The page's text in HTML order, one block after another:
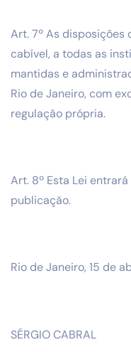
Art. 7º As
cabível, a todas as
mantidas e
Rio de Janeiro, com
regulação própria.
Art. 8º Esta Lei
publicação.
Rio de Janeiro, 15 de
SÉRGIO CABRAL